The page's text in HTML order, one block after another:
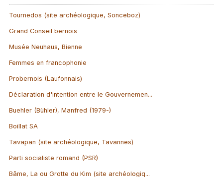
Tournedos (site archéologique, Sonceboz)
Grand Conseil bernois
Musée Neuhaus, Bienne
Femmes en francophonie
Probernois (Laufonnais)
Déclaration d'intention entre le Gouvernemen...
Buehler (Bühler), Manfred (1979-)
Boillat SA
Tavapan (site archéologique, Tavannes)
Parti socialiste romand (PSR)
Bâme, La ou Grotte du Kim (site archéologiq...